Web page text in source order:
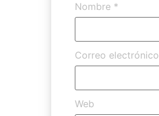
Nombre *
Correo electrónico
Web